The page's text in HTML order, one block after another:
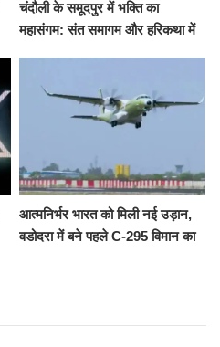
चंदौली के समूदपुर में भक्ति का
महासंगम: संत समागम और हरिकथा में
आत्मनिर्भर भारत को मिली नई उड़ान,
वडोदरा में बने पहले C-295 विमान का